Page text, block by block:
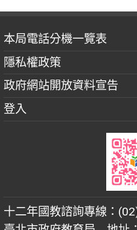
本局電話分機一覽表
隱私權政策
政府網站開放資料宣告
登入
十二年國教諮詢專線：